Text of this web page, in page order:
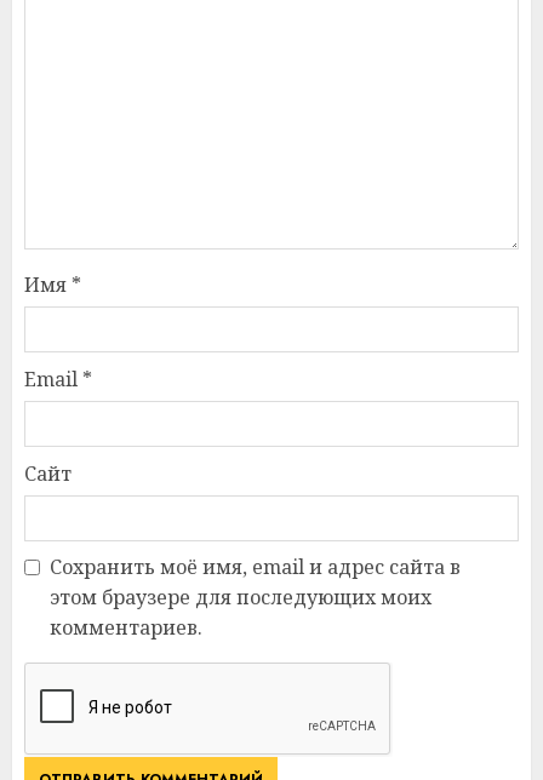
Имя *
Email *
Сайт
Сохранить моё имя, email и адрес сайта в
этом браузере для последующих моих
комментариев.